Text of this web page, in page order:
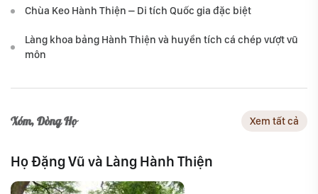
Chùa Keo Hành Thiện – Di tích Quốc gia đặc biệt
Làng khoa bảng Hành Thiện và huyền tích cá chép vượt vũ
môn
Xóm, Dòng Họ Xem tất cả
Họ Đặng Vũ và Làng Hành Thiện